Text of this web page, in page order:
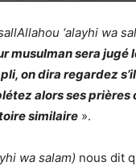
‘alayhi wa
musulman sera jugé
on dira regardez
alors ses
similaire ».
wa salam) nous dit